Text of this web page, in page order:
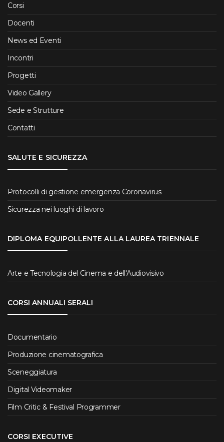
Corsi
Docenti
News ed Eventi
Incontri
Progetti
Video Gallery
Sede e Strutture
Contatti
SALUTE E SICUREZZA
Protocolli di gestione emergenza Coronavirus
Sicurezza nei luoghi di lavoro
DIPLOMA EQUIPOLLENTE ALLA LAUREA TRIENNALE
Arte e Tecnologia del Cinema e dell'Audiovisivo
CORSI ANNUALI SERALI
Documentario
Produzione cinematografica
Sceneggiatura
Digital Videomaker
Film Critic & Festival Programmer
CORSI EXECUTIVE